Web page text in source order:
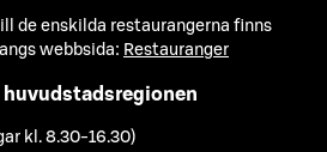
de enskilda restaurangerna finns
webbsida: Restauranger
kl. 8.30-16.30)